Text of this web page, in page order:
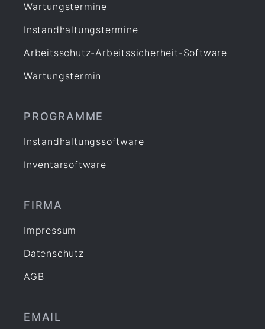
Wartungstermine
Instandhaltungstermine
Arbeitsschutz-Arbeitssicherheit-Software
Wartungstermin
PROGRAMME
Instandhaltungssoftware
Inventarsoftware
FIRMA
Impressum
Datenschutz
AGB
EMAIL